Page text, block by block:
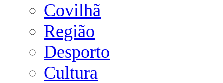
Covilhã
Região
Desporto
Cultura